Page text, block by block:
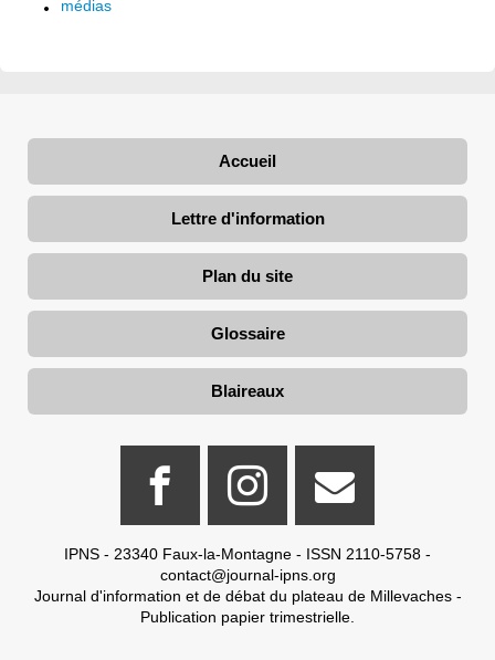
médias
Accueil
Lettre d'information
Plan du site
Glossaire
Blaireaux
IPNS - 23340 Faux-la-Montagne - ISSN 2110-5758 -
contact@journal-ipns.org
Journal d'information et de débat du plateau de Millevaches -
Publication papier trimestrielle.